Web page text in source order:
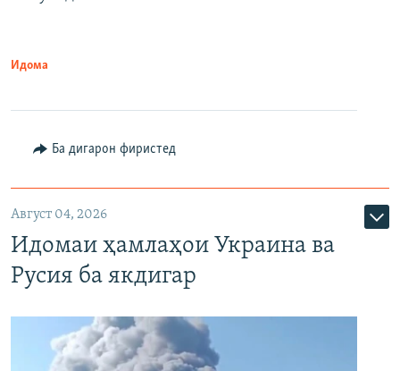
Идома
Ба дигарон фиристед
Август 04, 2026
Идомаи ҳамлаҳои Украина ва
Русия ба якдигар